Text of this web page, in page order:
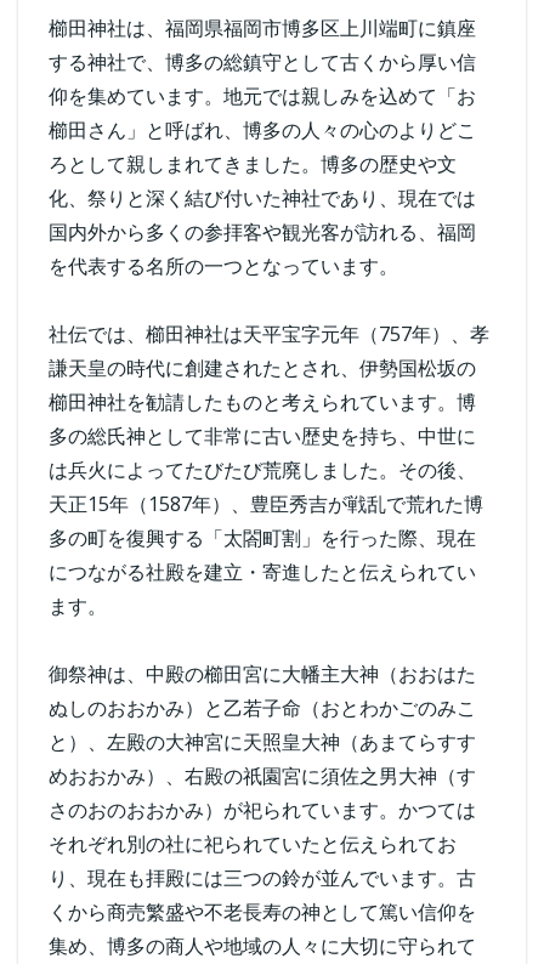
櫛田神社は、福岡県福岡市博多区上川端町に鎮座
する神社で、博多の総鎮守として古くから厚い信
仰を集めています。地元では親しみを込めて「お
櫛田さん」と呼ばれ、博多の人々の心のよりどこ
ろとして親しまれてきました。博多の歴史や文
化、祭りと深く結び付いた神社であり、現在では
国内外から多くの参拝客や観光客が訪れる、福岡
を代表する名所の一つとなっています。
社伝では、櫛田神社は天平宝字元年（757年）、孝
謙天皇の時代に創建されたとされ、伊勢国松坂の
櫛田神社を勧請したものと考えられています。博
多の総氏神として非常に古い歴史を持ち、中世に
は兵火によってたびたび荒廃しました。その後、
天正15年（1587年）、豊臣秀吉が戦乱で荒れた博
多の町を復興する「太閤町割」を行った際、現在
につながる社殿を建立・寄進したと伝えられてい
ます。
御祭神は、中殿の櫛田宮に大幡主大神（おおはた
ぬしのおおかみ）と乙若子命（おとわかごのみこ
と）、左殿の大神宮に天照皇大神（あまてらすす
めおおかみ）、右殿の祇園宮に須佐之男大神（す
さのおのおおかみ）が祀られています。かつては
それぞれ別の社に祀られていたと伝えられてお
り、現在も拝殿には三つの鈴が並んでいます。古
くから商売繁盛や不老長寿の神として篤い信仰を
集め、博多の商人や地域の人々に大切に守られて